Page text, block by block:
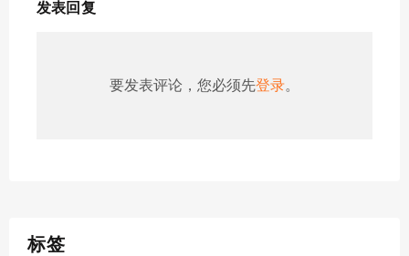
发表回复
要发表评论，您必须先登录。
标签